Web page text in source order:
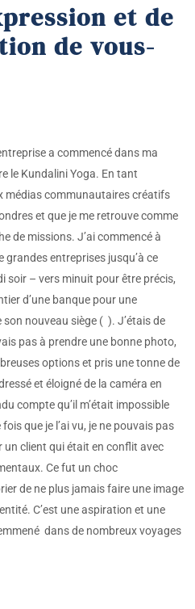
et de
de vous-
a commencé dans ma
le Kundalini Yoga. En tant
médias communautaires créatifs
et que je me retrouve comme
de missions. J’ai commencé à
grandes entreprises jusqu’à ce
soir – vers minuit pour être précis,
d’une banque pour une
nouveau siège ( ). J’étais de
pas à prendre une bonne photo,
options et pris une tonne de
et éloigné de la caméra en
compte qu’il m’était impossible
que je l’ai vu, je ne pouvais pas
un client qui était en conflit avec
Ce fut un choc
de ne plus jamais faire une image
C’est une aspiration et une
dans de nombreux voyages